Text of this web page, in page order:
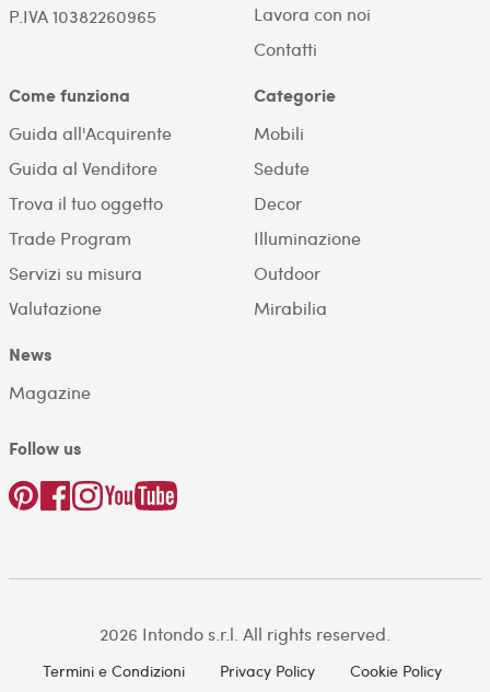
P.IVA 10382260965
Lavora con noi
Contatti
Come funziona
Guida all'Acquirente
Guida al Venditore
Trova il tuo oggetto
Trade Program
Servizi su misura
Valutazione
Categorie
Mobili
Sedute
Decor
Illuminazione
Outdoor
Mirabilia
News
Magazine
Follow us
2026 Intondo s.r.l. All rights reserved.
Termini e Condizioni Privacy Policy Cookie Policy